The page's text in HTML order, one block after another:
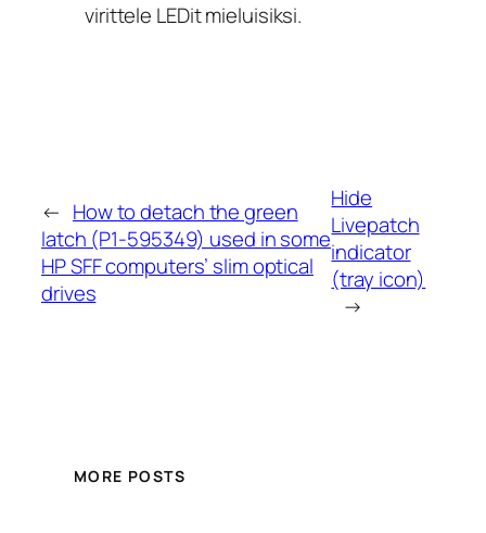
virittele LEDit mieluisiksi.
← How to detach the green
latch (P1-595349) used in some
HP SFF computers’ slim optical
drives
Hide
Livepatch
indicator
(tray icon)
→
MORE POSTS